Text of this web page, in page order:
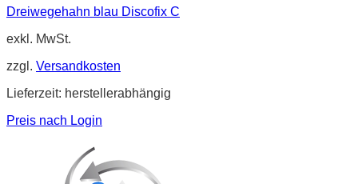
Dreiwegehahn blau Discofix C
exkl. MwSt.
zzgl. Versandkosten
Lieferzeit: herstellerabhängig
Preis nach Login